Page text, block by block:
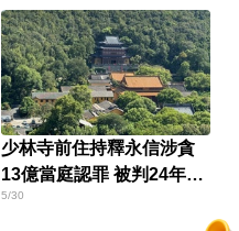
少林寺前住持釋永信涉貪
13億當庭認罪 被判24年放
棄上訴
5/30